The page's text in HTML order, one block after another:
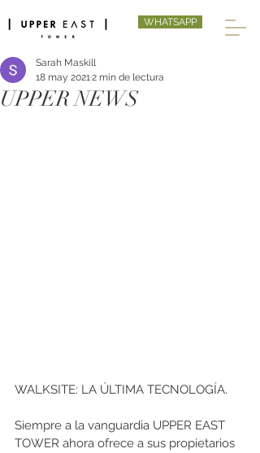
WHATSAPP
UPPER NEWS
Sarah Maskill
18 may 20212 min de lectura
WALKSITE: LA ÚLTIMA TECNOLOGÍA.
Siempre a la vanguardia UPPER EAST
TOWER ahora ofrece a sus propietarios